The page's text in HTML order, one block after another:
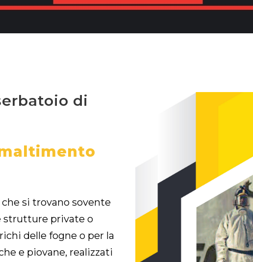
di
si trovano sovente
strutture private o
delle fogne o per la
e piovane, realizzati